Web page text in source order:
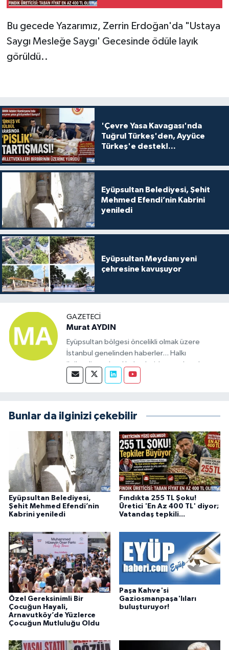
Bu gecede Yazarımız, Zerrin Erdoğan'da "Ustaya
Saygı Mesleğe Saygı' Gecesinde ödüle layık
görüldü..
'Çevre Yasa Kavagası'nda
Tuğrul Türkeş'den, Ayyüce
Türkeş'e destek!...
Eyüpsultan Belediyesi, Şehit
Mehmed Efendi’nin Kabrini
yeniledi
Eyüpsultan Meydanı yeni
çehresine kavuşuyor
GAZETECI
Murat AYDIN
Eyüpsultan bölgesi öncelikli olmak üzere
İstanbul genelinden haberler... Halkı
ilgilendiren ulusal haberleride yayınlamak
üzere kurulmuş bir sitedir. Eyüp bölgesinde
Bunlar da ilginizi çekebilir
Eyüpsultan Belediyesi,
Şehit Mehmed Efendi’nin
Kabrini yeniledi
Fındıkta 255 TL Şoku!
Üretici 'En Az 400 TL' diyor;
Vatandaş tepkili...
Özel Gereksinimli Bir
Çocuğun Hayali,
Arnavutköy’de Yüzlerce
Çocuğun Mutluluğu Oldu
Paşa Kahve'si
Gaziosmanpaşa'lıları
buluşturuyor!